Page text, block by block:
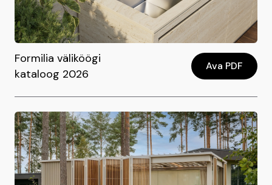
Formilia väliköögi
kataloog 2026
Ava PDF